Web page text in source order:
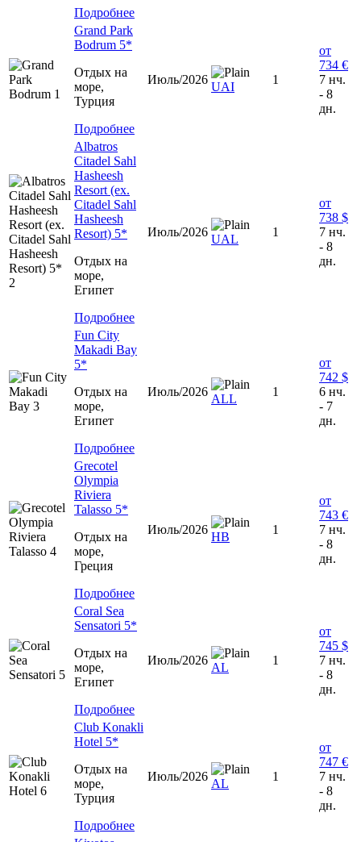
Подробнее
Grand Park
Bodrum 5*
Отдых на
море,
Турция
Подробнее
Июль/2026
UAI
1
от
734 €
7 нч.
- 8
дн.
Albatros
Citadel Sahl
Hasheesh
Resort (ex.
Citadel Sahl
Hasheesh
Resort) 5*
Отдых на
море,
Египет
Подробнее
Июль/2026
UAL
1
от
738 $
7 нч.
- 8
дн.
Fun City
Makadi Bay
5*
Отдых на
море,
Египет
Подробнее
Июль/2026
ALL
1
от
742 $
6 нч.
- 7
дн.
Grecotel
Olympia
Riviera
Talasso 5*
Отдых на
море,
Греция
Подробнее
Июль/2026
HB
1
от
743 €
7 нч.
- 8
дн.
Coral Sea
Sensatori 5*
Отдых на
море,
Египет
Подробнее
Июль/2026
AL
1
от
745 $
7 нч.
- 8
дн.
Club Konakli
Hotel 5*
Отдых на
море,
Турция
Подробнее
Июль/2026
AL
1
от
747 €
7 нч.
- 8
дн.